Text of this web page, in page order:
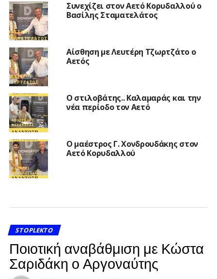
Συνεχίζει στον Αετό Κορυδαλλού ο
Βασίλης Σταματελάτος
Αίσθηση με Λευτέρη Τζωρτζάτο ο
Αετός
Ο στιλοβάτης.. Καλαμαράς και την
νέα περίοδο τον Αετό
Ο μαέστρος Γ. Χονδρουδάκης στον
Αετό Κορυδαλλού
STOPLEKTO
Ποιοτική αναβάθμιση με Κώστα
Σαριδάκη ο Αργοναύτης